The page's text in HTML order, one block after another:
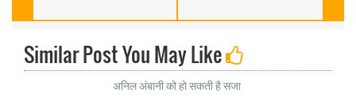
Similar Post You May Like
अनिल अंबानी को हो सकती है सजा